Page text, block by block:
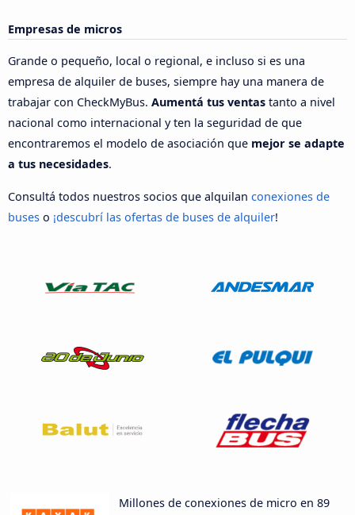
Empresas de micros
Grande o pequeño, local o regional, e incluso si es una
empresa de alquiler de buses, siempre hay una manera de
trabajar con CheckMyBus. Aumentá tus ventas tanto a nivel
nacional como internacional y ten la seguridad de que
encontraremos el modelo de asociación que mejor se adapte
a tus necesidades.
Consultá todos nuestros socios que alquilan conexiones de
buses o ¡descubrí las ofertas de buses de alquiler!
Millones de conexiones de micro en 89